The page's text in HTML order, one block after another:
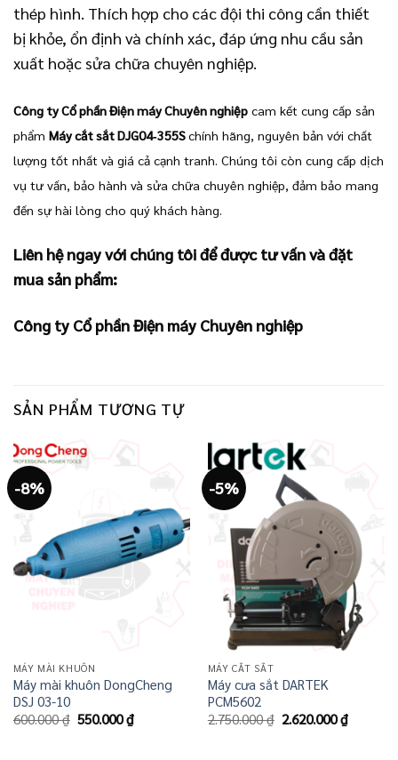
thép hình. Thích hợp cho các đội thi công cần thiết
bị khỏe, ổn định và chính xác, đáp ứng nhu cầu sản
xuất hoặc sửa chữa chuyên nghiệp.
Công ty Cổ phần Điện máy Chuyên nghiệp cam kết cung cấp sản
phẩm Máy cắt sắt DJG04‑355Schính hãng, nguyên bản với chất
lượng tốt nhất và giá cả cạnh tranh. Chúng tôi còn cung cấp dịch
vụ tư vấn, bảo hành và sửa chữa chuyên nghiệp, đảm bảo mang
đến sự hài lòng cho quý khách hàng.
Liên hệ ngay với chúng tôi để được tư vấn và đặt
mua sản phẩm:
Công ty Cổ phần Điện máy Chuyên nghiệp
SẢN PHẨM TƯƠNG TỰ
-8%
MÁY MÀI KHUÔN
Máy mài khuôn DongCheng
DSJ 03-10
600.000₫ Giá
550.000₫Giá
-5%
MÁY CẮT SẮT
Máy cưa sắt DARTEK
PCM5602
2.750.000₫ Giá
2.620.000₫Giá